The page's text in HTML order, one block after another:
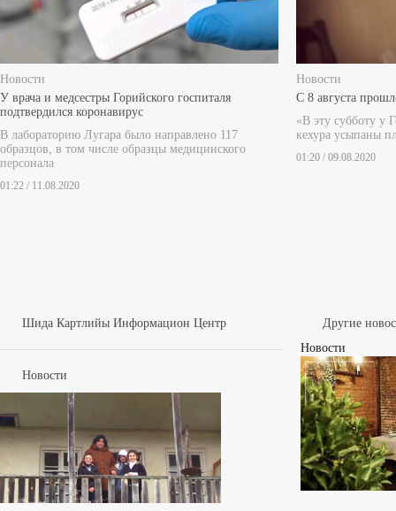
Новости
У врача и медсестры Горийского госпиталя
подтвердился коронавирус
В лабораторию Лугара было направлено 117
образцов, в том числе образцы медицинского
персонала
01:22 / 11.08.2020
Новости
С 8 августа
«В эту субботу у
кехура усыпаны
01:20 / 09.08.2020
Другие
Новости
Шида Картлийы Информацион Центр
Новости